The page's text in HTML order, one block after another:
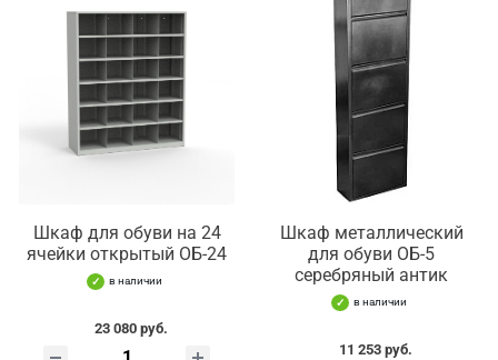
Шкаф для обуви на 24
ячейки открытый ОБ-24
в наличии
23 080 руб.
Шкаф металлический
для обуви ОБ-5
серебряный антик
в наличии
11 253 руб.